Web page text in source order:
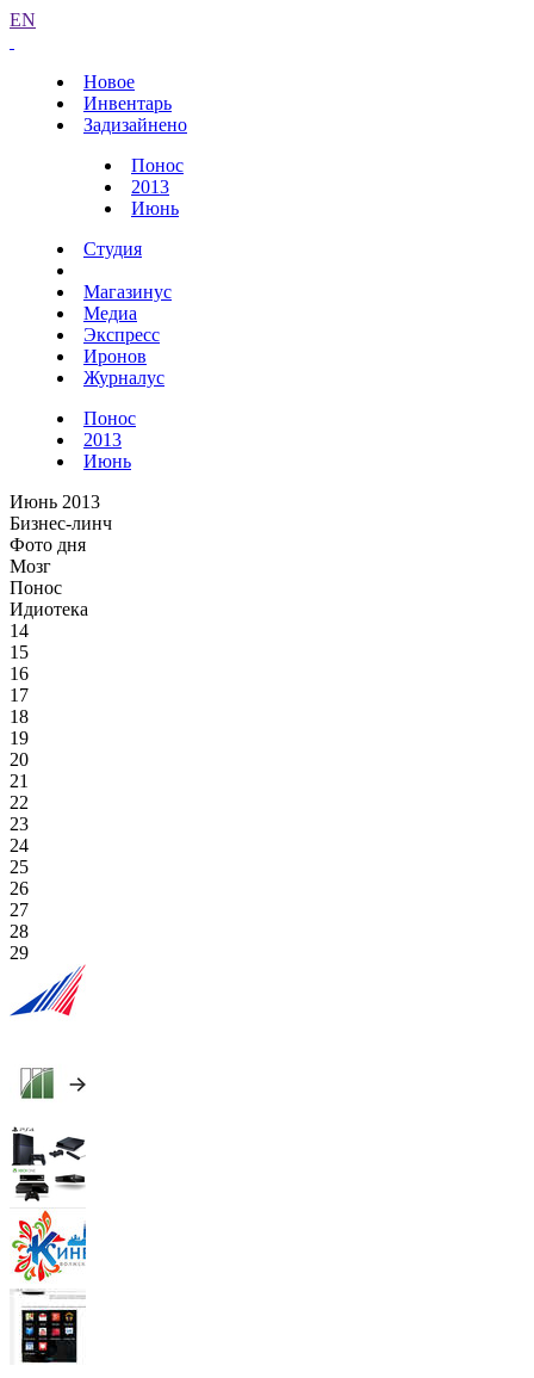
EN
Новое
Инвентарь
Задизайнено
Понос
2013
Июнь
Студия
Магазинус
Медиа
Экспресс
Иронов
Журналус
Понос
2013
Июнь
Июнь 2013
Бизнес-линч
Фото дня
Мозг
Понос
Идиотека
14
15
16
17
18
19
20
21
22
23
24
25
26
27
28
29